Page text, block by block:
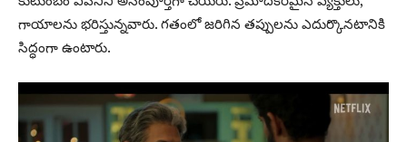
గాయాల‌ను భ‌రిస్తున్నవారు. గ‌తంలో జ‌రిగిన త‌ప్పుల‌ను ఎదుర్కొన‌టానికి
సిద్ధంగా ఉంటారు.